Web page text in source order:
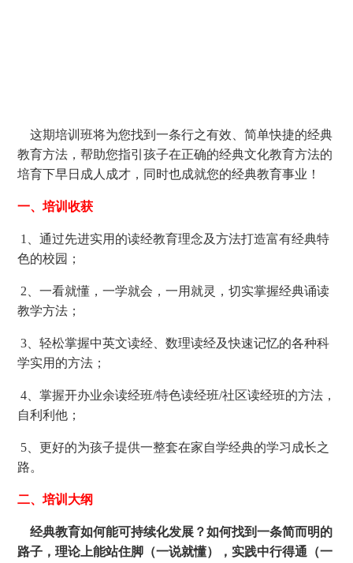
这期培训班将为您找到一条行之有效、简单快捷的经典
教育方法，帮助您指引孩子在正确的经典文化教育方法的
培育下早日成人成才，同时也成就您的经典教育事业！
一、培训收获
1、通过先进实用的读经教育理念及方法打造富有经典特
色的校园；
2、一看就懂，一学就会，一用就灵，切实掌握经典诵读
教学方法；
3、轻松掌握中英文读经、数理读经及快速记忆的各种科
学实用的方法；
4、掌握开办业余读经班/特色读经班/社区读经班的方法，
自利利他；
5、更好的为孩子提供一整套在家自学经典的学习成长之
路。
二、培训大纲
经典教育如何能可持续化发展？如何找到一条简而明的
路子，理论上能站住脚（一说就懂），实践中行得通（一